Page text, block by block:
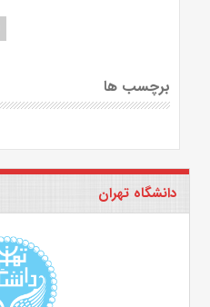
برچسب ها
دانشگاه تهران